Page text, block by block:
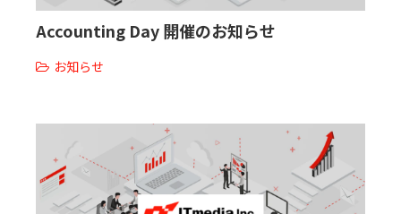
Accounting Day 開催のお知らせ
お知らせ